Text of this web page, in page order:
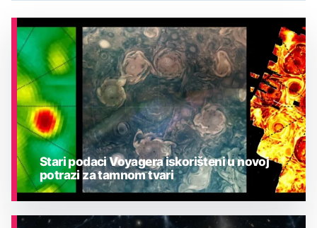
Stari podaci Voyagera iskorišteni u novoj
potrazi za tamnom tvari